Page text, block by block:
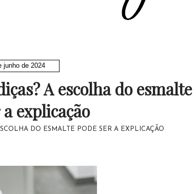
junho de 2024
A escolha do esmalte
explicação
DO ESMALTE PODE SER A EXPLICAÇÃO